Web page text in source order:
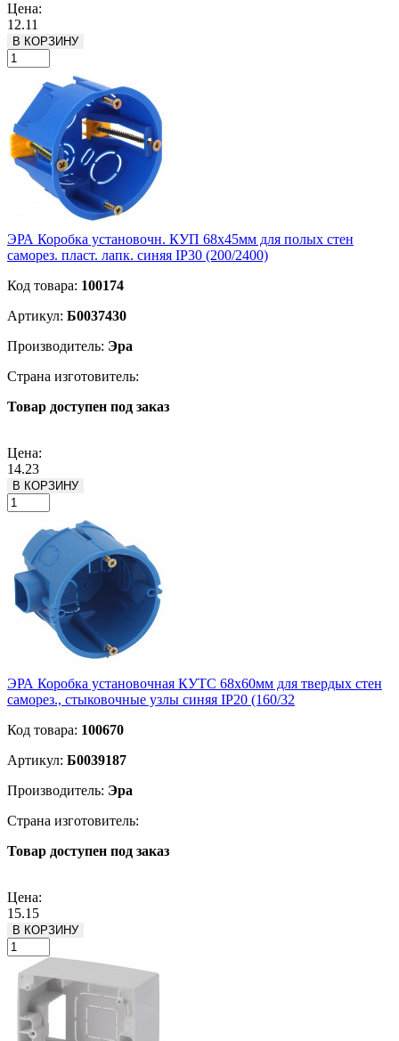
Цена:
12.11
В КОРЗИНУ
ЭРА Коробка установочн. КУП 68х45мм для полых стен
саморез. пласт. лапк. синяя IP30 (200/2400)
Код товара: 100174
Артикул: Б0037430
Производитель: Эра
Страна изготовитель:
Товар доступен под заказ
Цена:
14.23
В КОРЗИНУ
ЭРА Коробка установочная КУТС 68х60мм для твердых стен
саморез., стыковочные узлы синяя IP20 (160/32
Код товара: 100670
Артикул: Б0039187
Производитель: Эра
Страна изготовитель:
Товар доступен под заказ
Цена:
15.15
В КОРЗИНУ